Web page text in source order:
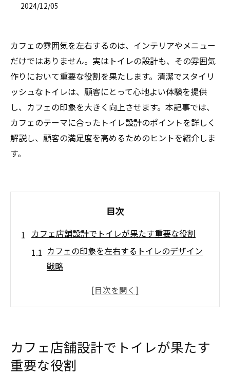
2024/12/05
カフェの雰囲気を左右するのは、インテリアやメニュー
だけではありません。実はトイレの設計も、その雰囲気
作りにおいて重要な役割を果たします。清潔でスタイリ
ッシュなトイレは、顧客にとって心地よい体験を提供
し、カフェの印象を大きく向上させます。本記事では、
カフェのテーマに合ったトイレ設計のポイントを詳しく
解説し、顧客の満足度を高めるためのヒントを紹介しま
す。
目次
カフェ店舗設計でトイレが果たす重要な役割
カフェの印象を左右するトイレのデザイン
戦略
トイレの清潔さが顧客の満足度を左右する
トイレの設備がカフェのイメージを強化す
る
カフェ店舗設計でトイレが果たす
重要な役割